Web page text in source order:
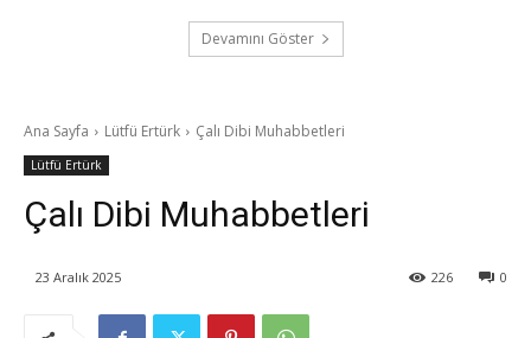
Devamını Göster